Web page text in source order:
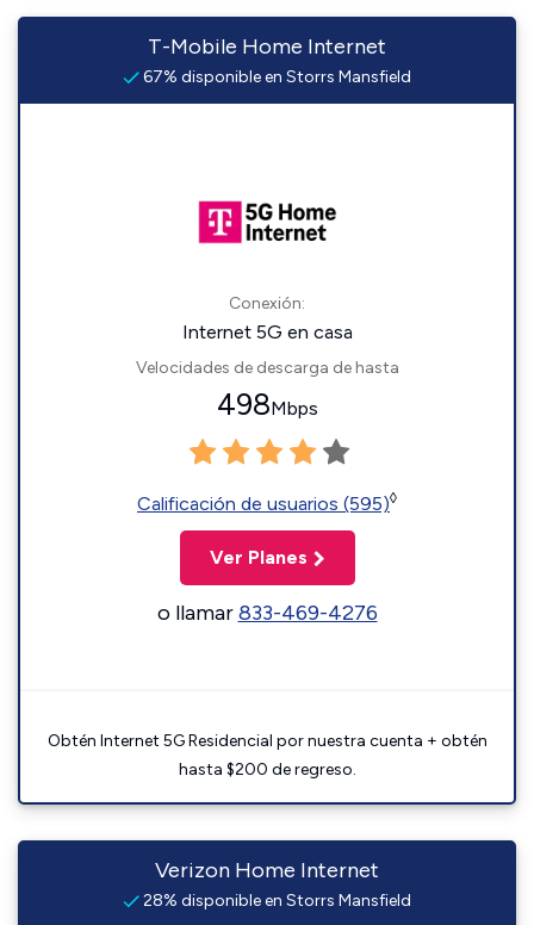
T-Mobile Home Internet
67% disponible en Storrs Mansfield
Conexión:
Internet 5G en casa
Velocidades de descarga de hasta
498Mbps
Calificación de usuarios (595)◊
Ver Planes
o llamar833-469-4276
Obtén Internet 5G Residencial por nuestra cuenta + obtén
hasta $200 de regreso.
Verizon Home Internet
28% disponible en Storrs Mansfield